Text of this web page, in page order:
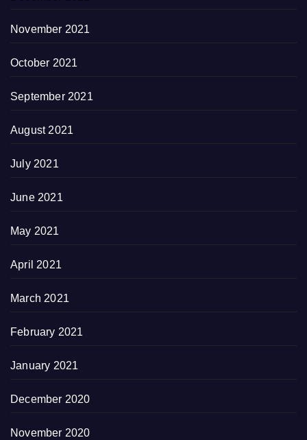
November 2021
October 2021
September 2021
August 2021
July 2021
June 2021
May 2021
April 2021
March 2021
February 2021
January 2021
December 2020
November 2020